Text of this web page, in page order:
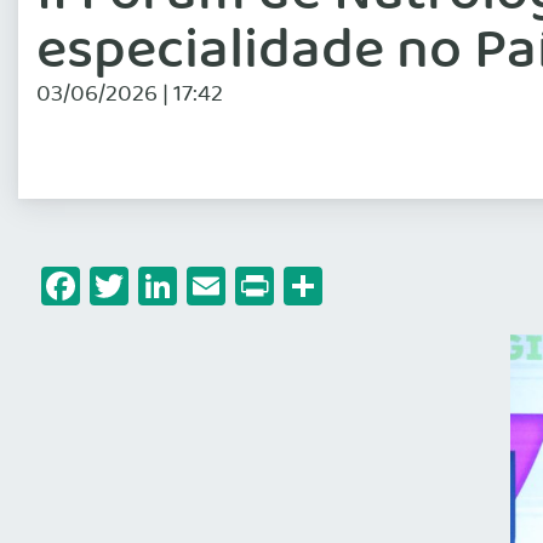
especialidade no
03/06/2026 | 17:42
Facebook
Twitter
LinkedIn
Email
Print